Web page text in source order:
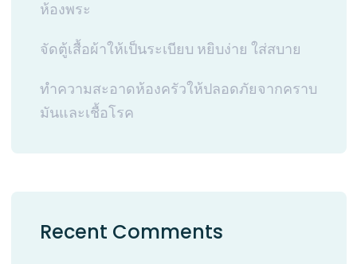
ห้องพระ
จัดตู้เสื้อผ้าให้เป็นระเบียบ หยิบง่าย ใส่สบาย
ทำความสะอาดห้องครัวให้ปลอดภัยจากคราบ
มันและเชื้อโรค
Recent Comments